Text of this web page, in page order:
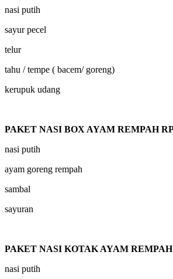
nasi putih
sayur pecel
telur
tahu / tempe ( bacem/ goreng)
kerupuk udang
PAKET NASI BOX AYAM REMPAH RP
nasi putih
ayam goreng rempah
sambal
sayuran
PAKET NASI KOTAK AYAM REMPAH
nasi putih